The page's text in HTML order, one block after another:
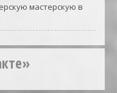
мастерскую в